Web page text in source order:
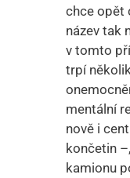
chce opět
název tak
v tomto
trpí
mentální
nově i
končetin
kamionu